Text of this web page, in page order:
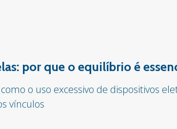
por que o equilíbrio é
o uso excessivo de dispositivos
vínculos